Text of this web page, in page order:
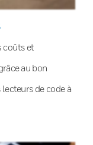
coûts et
au bon
de code à